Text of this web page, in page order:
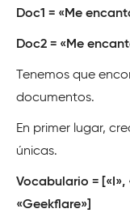
Doc1 = «Me
Doc2 = «Me
Tenemos que
documentos.
En primer lugar,
únicas.
Vocabulario = [«I»,
«Geekflare»]